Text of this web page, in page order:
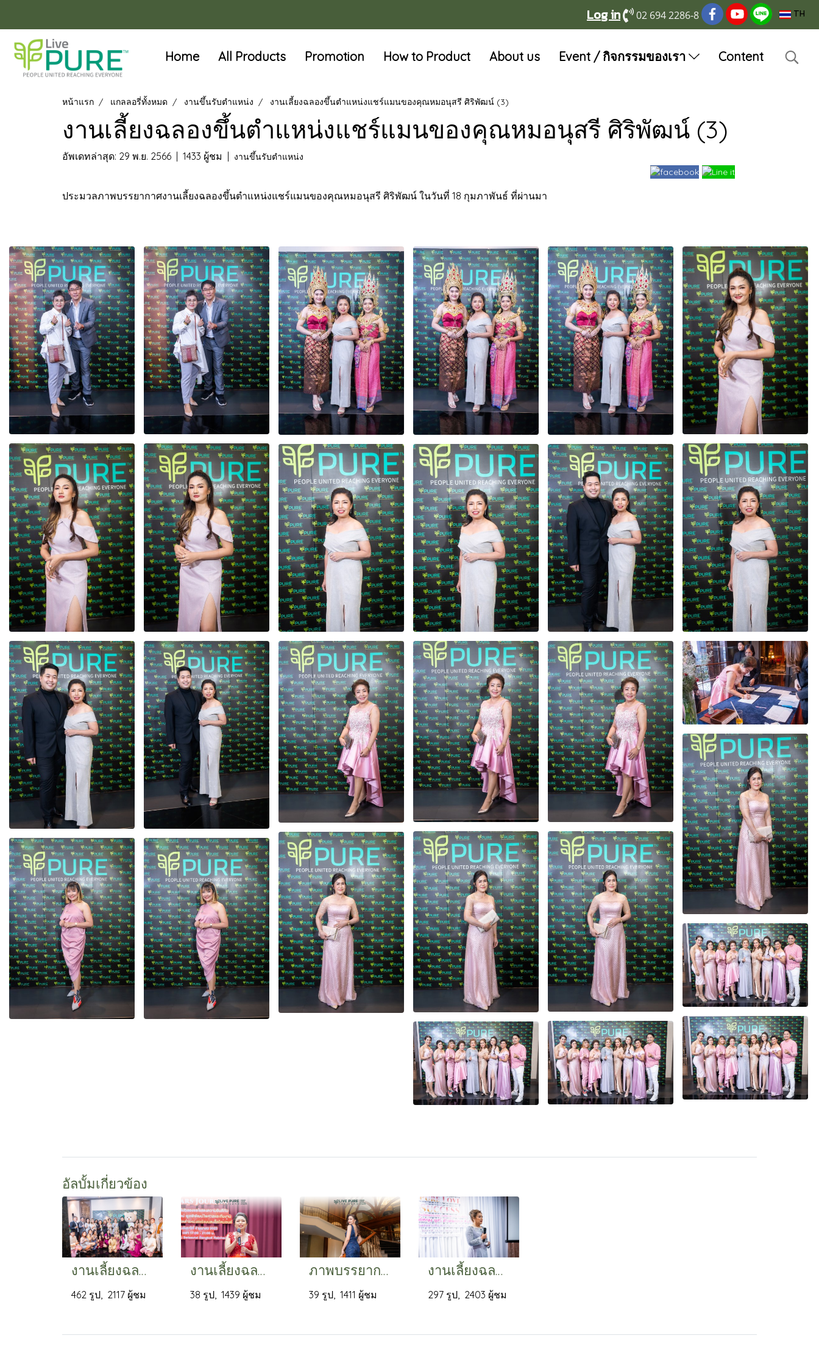
Log in 02 694 2286-8 TH
Home All Products Promotion How to Product About us Event / กิจกรรมของเรา Content
หน้าแรก แกลลอรี่ทั้งหมด งานขึ้นรับตำแหน่ง งานเลี้ยงฉลองขึ้นตำแหน่งแชร์แมนของคุณหมอนุสรี ศิริพัฒน์ (3)
งานเลี้ยงฉลองขึ้นตำแหน่งแชร์แมนของคุณหมอนุสรี ศิริพัฒน์ (3)
อัพเดทล่าสุด: 29 พ.ย. 2566 1433 ผู้ชม งานขึ้นรับตำแหน่ง
ประมวลภาพบรรยากาศงานเลี้ยงฉลองขึ้นตำแหน่งแชร์แมนของคุณหมอนุสรี ศิริพัฒน์ ในวันที่ 18 กุมภาพันธ์ ที่ผ่านมา
อัลบั้มเกี่ยวข้อง
งานเลี้ยงฉลองขึ้นตำแหน่งแชร์แมนของคุณหมอนุสรี ศิริพัฒน์ (2)
462 รูป, 2117 ผู้ชม
งานเลี้ยงฉลองขึ้นตำแหน่งแชร์แมนคุณศศิรัตน์ พูลพิพัฒน์ไพศาล
38 รูป, 1439 ผู้ชม
ภาพบรรยากาศงานเลี้ยงฉลองขึ้นตำแหน่งแชร์แมน คุณนันทิดา หงษ์ทอง
39 รูป, 1411 ผู้ชม
งานเลี้ยงฉลองขึ้นตำแหน่งแชร์แมนของคุณหมอนุสรี ศิริพัฒน์ (1)
297 รูป, 2403 ผู้ชม